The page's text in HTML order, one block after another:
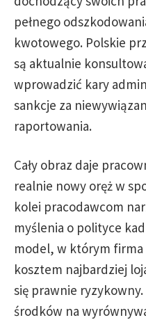
pełnego
kwotowego. Polskie
są aktualnie
wprowadzić kary
sankcje za
raportowania.
Cały obraz daje
realnie nowy oręż w
kolei pracodawcom
myślenia o polityce
model, w którym firma
kosztem najbardziej
się prawnie
środków na